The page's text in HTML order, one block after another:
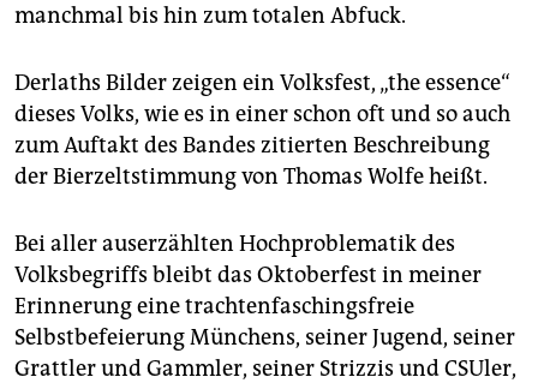
manchmal bis hin zum totalen Abfuck.
Derlaths Bilder zeigen ein Volksfest, „the essence“
dieses Volks, wie es in einer schon oft und so auch
zum Auftakt des Bandes zitierten Beschreibung
der Bierzeltstimmung von Thomas Wolfe heißt.
Bei aller auserzählten Hochproblematik des
Volksbegriffs bleibt das Oktoberfest in meiner
Erinnerung eine trachtenfaschingsfreie
Selbstbefeierung Münchens, seiner Jugend, seiner
Grattler und Gammler, seiner Strizzis und CSUler,